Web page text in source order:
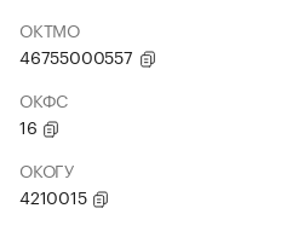
ОКТМО
46755000557
ОКФС
16
ОКОГУ
4210015